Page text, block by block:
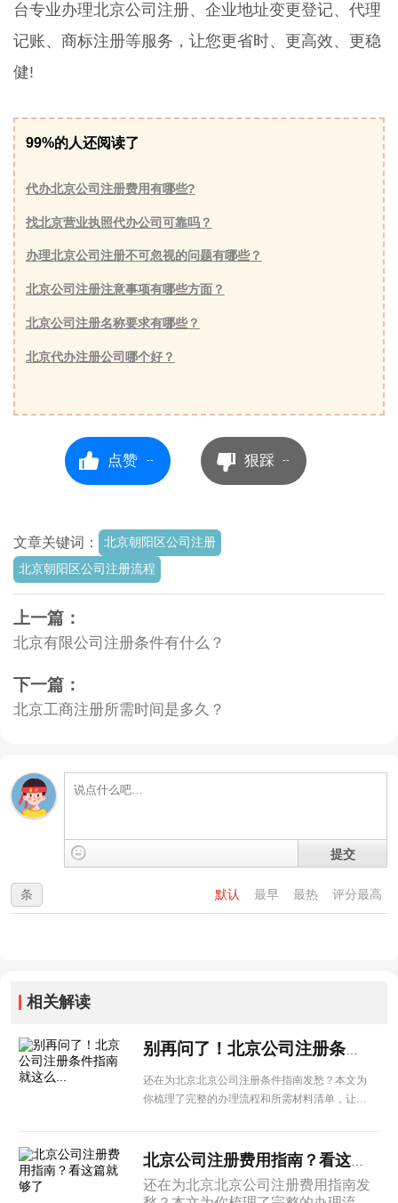
台专业办理北京公司注册、企业地址变更登记、代理
记账、商标注册等服务，让您更省时、更高效、更稳
健!
99%的人还阅读了
代办北京公司注册费用有哪些?
找北京营业执照代办公司可靠吗？
办理北京公司注册不可忽视的问题有哪些？
北京公司注册注意事项有哪些方面？
北京公司注册名称要求有哪些？
北京代办注册公司哪个好？
点赞 -- 狠踩 --
文章关键词：
北京朝阳区公司注册
北京朝阳区公司注册流程
上一篇：
北京有限公司注册条件有什么？
下一篇：
北京工商注册所需时间是多久？
提交
默认 最早 最热 评分最高
条
相关解读
还在为北京北京公司注册条件指南发愁？本文为
你梳理了完整的办理流程和所需材料清单，让企
北京公司注册费用指南？看这篇就够了
还在为北京北京公司注册费用指南发